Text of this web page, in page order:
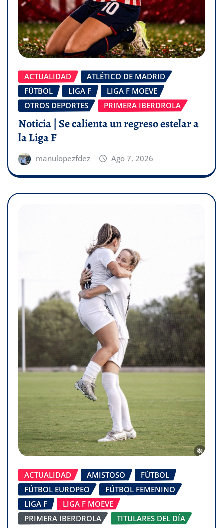
ACTUALIDAD
ATLÉTICO DE MADRID
FÚTBOL
LIGA F
LIGA F MOEVE
OTROS DEPORTES
PRIMERA IBERDROLA
Noticia | Se calienta un regreso estelar a
la Liga F
manulopezfdez Ago 7, 2026
ACTUALIDAD AMISTOSO
FÚTBOL
FÚTBOL EUROPEO
FÚTBOL FEMENINO
LIGA F
LIGA F MOEVE
PRIMERA IBERDROLA
TITULARES DEL DÍA